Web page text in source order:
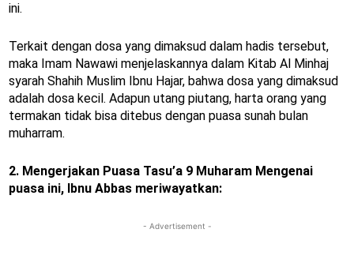
ini.
Terkait dengan dosa yang dimaksud dalam hadis tersebut,
maka Imam Nawawi menjelaskannya dalam Kitab Al Minhaj
syarah Shahih Muslim Ibnu Hajar, bahwa dosa yang dimaksud
adalah dosa kecil. Adapun utang piutang, harta orang yang
termakan tidak bisa ditebus dengan puasa sunah bulan
muharram.
2. Mengerjakan Puasa Tasu’a 9 Muharam Mengenai
puasa ini, Ibnu Abbas meriwayatkan:
- Advertisement -